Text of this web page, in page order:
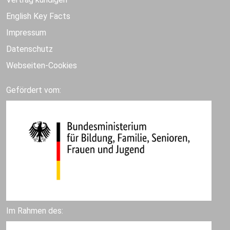
English Key Facts
Impressum
Datenschutz
Webseiten-Cookies
Gefördert vom:
Im Rahmen des: